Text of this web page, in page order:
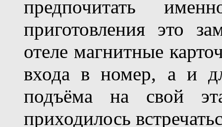
предпочитать
приготовления это
отеле магнитные
входа в номер, а и
подъёма на свой
приходилось